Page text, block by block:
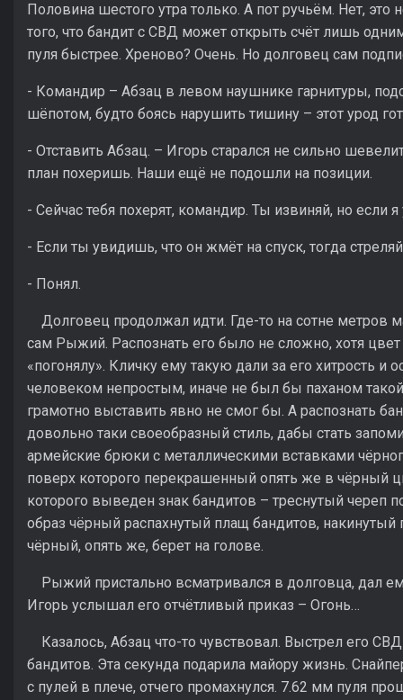
Половина шестого утра только. А пот ручьём. Нет, это
того, что бандит с СВД может открыть счёт лишь
пуля быстрее. Хреново? Очень. Но долговец сам
- Командир – Абзац в левом наушнике гарнитуры,
шёпотом, будто боясь нарушить тишину – этот урод
- Отставить Абзац. – Игорь старался не сильно
план похеришь. Наши ещё не подошли на позиции.
- Сейчас тебя похерят, командир. Ты извиняй, но если
- Если ты увидишь, что он жмёт на спуск, тогда
- Понял.
Долговец продолжал идти. Где-то на сотне метров
сам Рыжий. Распознать его было не сложно, хотя цвет
«погонялу». Кличку ему такую дали за его хитрость
человеком непростым, иначе не был бы паханом
грамотно выставить явно не смог бы. А распознать
довольно таки своеобразный стиль, дабы стать
армейские брюки с металлическими вставками
поверх которого перекрашенный опять же в чёрный
которого выведен знак бандитов – треснутый череп
образ чёрный распахнутый плащ бандитов, накинутый
чёрный, опять же, берет на голове.
Рыжий пристально всматривался в долговца, дал
Игорь услышал его отчётливый приказ – Огонь…
Казалось, Абзац что-то чувствовал. Выстрел его
бандитов. Эта секунда подарила майору жизнь.
с пулей в плече, отчего промахнулся. 7.62 мм пуля